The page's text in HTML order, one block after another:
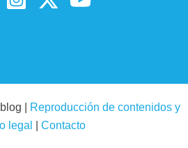
|
Reproducción de contenidos y
legal
Contacto